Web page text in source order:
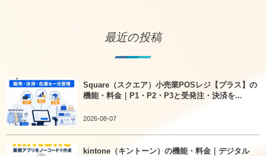
最近の投稿
Square（スクエア）小売業POSレジ【プラス】の
機能・料金｜P1・P2・P3と受発注・決済を...
2026-08-07
kintone（キントーン）の機能・料金｜デジタル